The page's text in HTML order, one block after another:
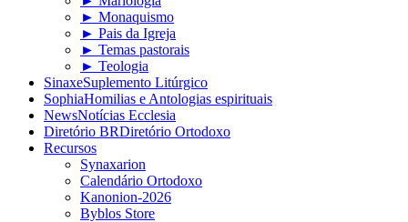
► Monaquismo
► Pais da Igreja
► Temas pastorais
► Teologia
SinaxeSuplemento Litúrgico
SophiaHomilias e Antologias espirituais
NewsNotícias Ecclesia
Diretório BRDiretório Ortodoxo
Recursos
Synaxarion
Calendário Ortodoxo
Kanonion-2026
Byblos Store